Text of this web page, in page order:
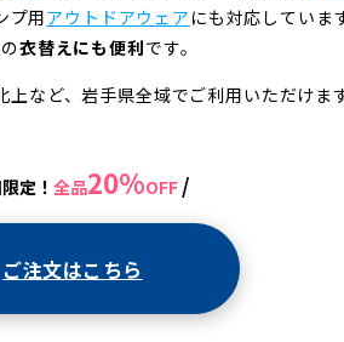
プ用アウトドアウェア にも対応していま
衣替えにも便利です。
上など、岩手県全域でご利用いただけま
定！ 全品20%OFF /
ご注文はこちら